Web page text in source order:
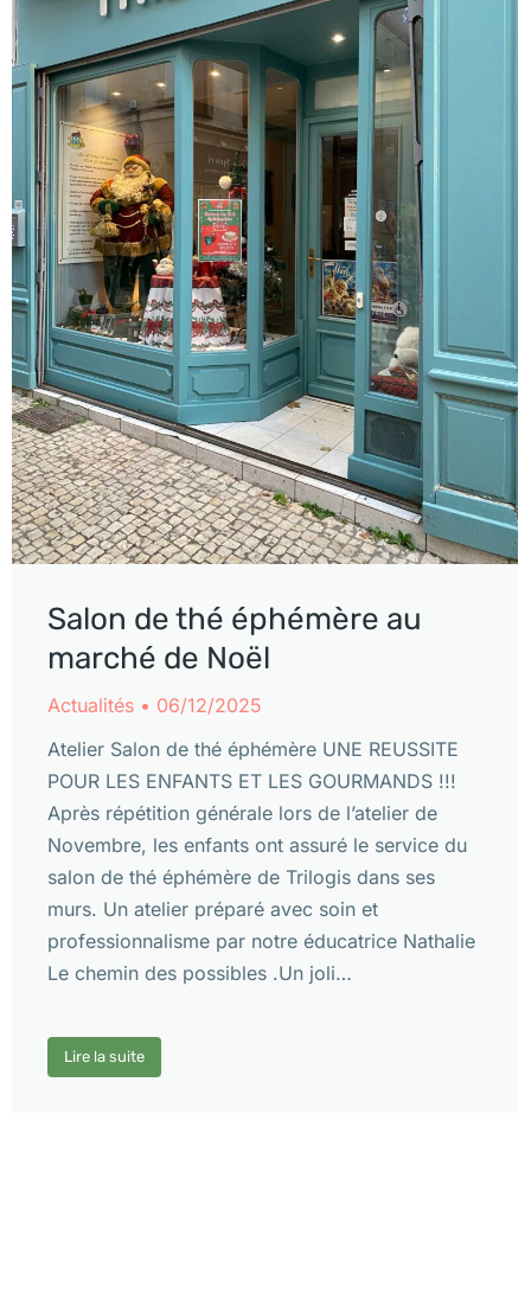
Salon de thé éphémère au
marché de Noël
Actualités
06/12/2025
Atelier Salon de thé éphémère UNE REUSSITE
POUR LES ENFANTS ET LES GOURMANDS !!!
Après répétition générale lors de l’atelier de
Novembre, les enfants ont assuré le service du
salon de thé éphémère de Trilogis dans ses
murs. Un atelier préparé avec soin et
professionnalisme par notre éducatrice Nathalie
Le chemin des possibles .Un joli…
Lire la suite